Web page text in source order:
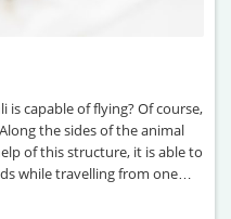
capable of flying? Of course,
the sides of the animal
of this structure, it is able to
while travelling from one